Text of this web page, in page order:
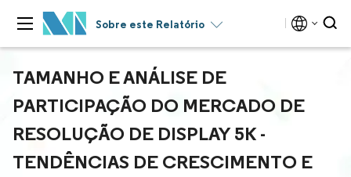
Sobre este Relatório
TAMANHO E ANÁLISE DE
PARTICIPAÇÃO DO MERCADO DE
RESOLUÇÃO DE DISPLAY 5K -
TENDÊNCIAS DE CRESCIMENTO E